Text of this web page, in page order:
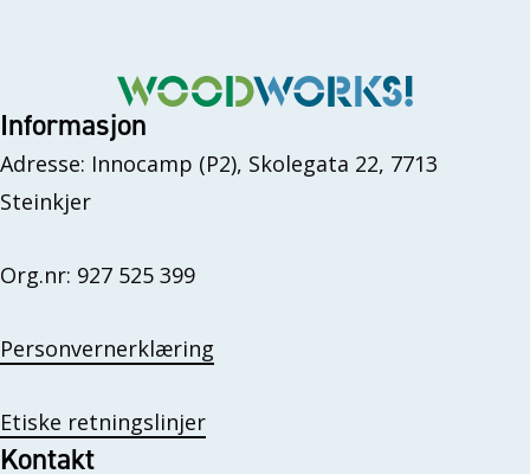
Informasjon
Adresse: Innocamp (P2), Skolegata 22, 7713
Steinkjer
Org.nr: 927 525 399
Personvernerklæring
Etiske retningslinjer
Kontakt